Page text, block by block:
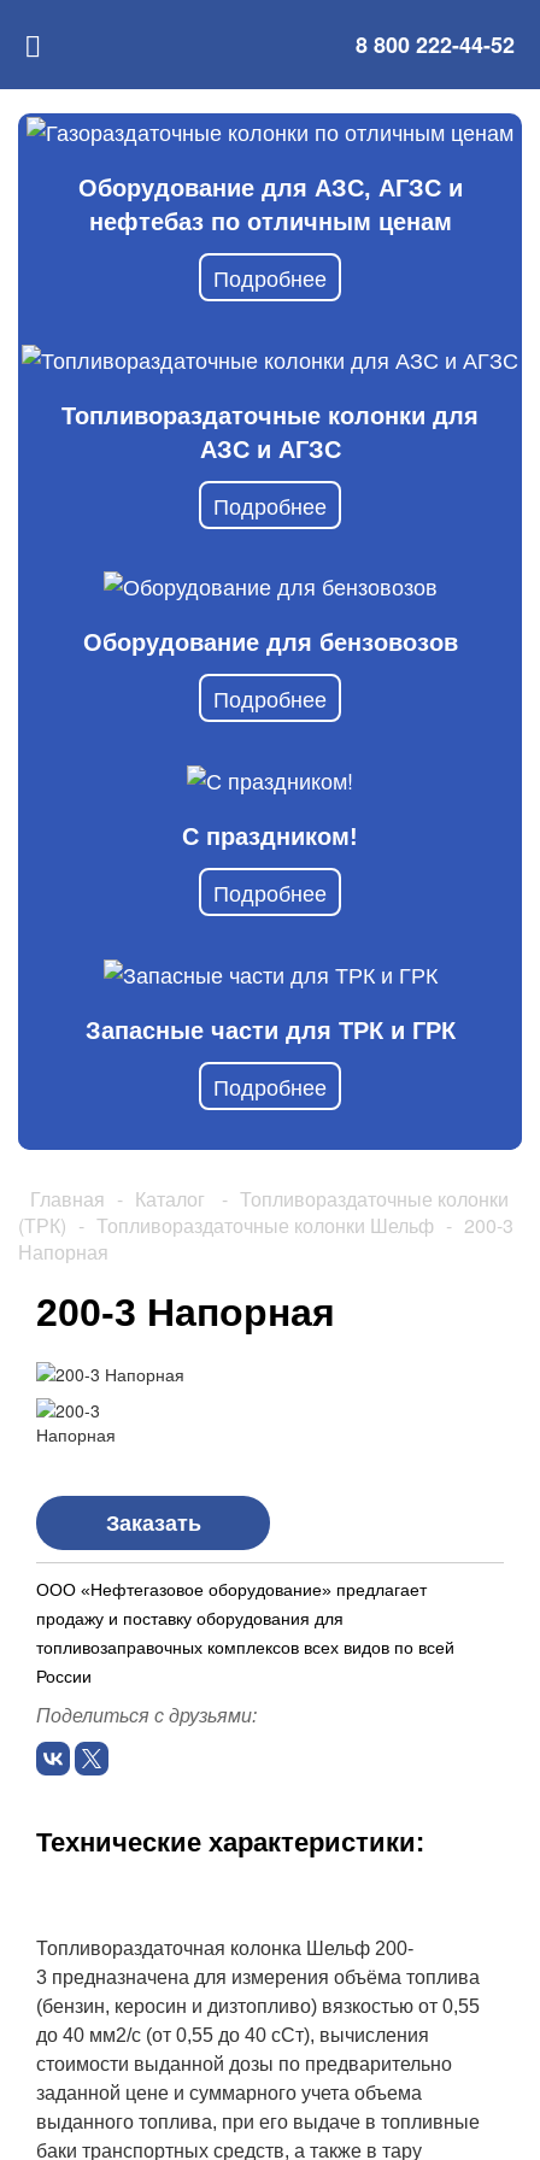
8 800 222-44-52
Оборудование для АЗС, АГЗС и
нефтебаз по отличным ценам
Подробнее
Топливораздаточные колонки для
АЗС и АГЗС
Подробнее
Оборудование для бензовозов
Подробнее
С праздником!
Подробнее
Запасные части для ТРК и ГРК
Подробнее
Главная - Каталог - Топливораздаточные колонки
(ТРК) - Топливораздаточные колонки Шельф - 200-3
Напорная
200-3 Напорная
Заказать
ООО «Нефтегазовое оборудование» предлагает
продажу и поставку оборудования для
топливозаправочных комплексов всех видов по всей
России
Поделиться с друзьями:
Технические характеристики:
Топливораздаточная колонка Шельф 200-
3 предназначена для измерения объёма топлива
(бензин, керосин и дизтопливо) вязкостью от 0,55
до 40 мм2/с (от 0,55 до 40 сСт), вычисления
стоимости выданной дозы по предварительно
заданной цене и суммарного учета объема
выданного топлива, при его выдаче в топливные
баки транспортных средств, а также в тару